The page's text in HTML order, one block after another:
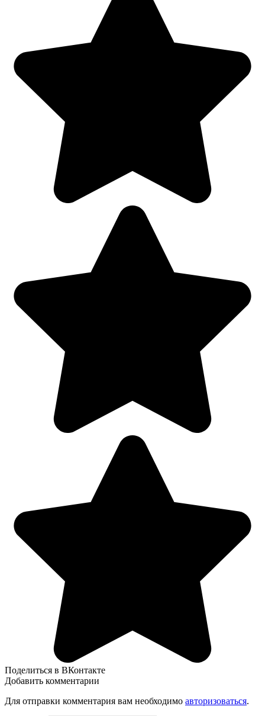
Поделиться в ВКонтакте
Добавить комментарии
Для отправки комментария вам необходимо авторизоваться.